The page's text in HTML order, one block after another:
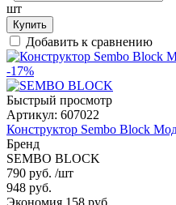
шт
Купить
Добавить к сравнению
-17%
Быстрый просмотр
Артикул: 607022
Конструктор Sembo Block
Бренд
SEMBO BLOCK
790 руб. /шт
948 руб.
Экономия 158 руб.